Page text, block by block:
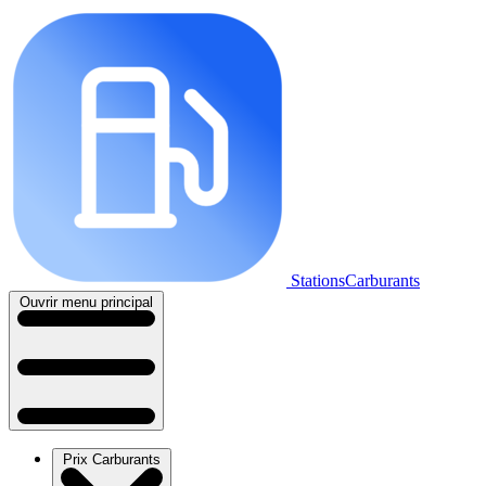
StationsCarburants
Ouvrir menu principal
Prix Carburants